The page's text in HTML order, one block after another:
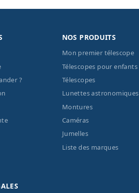
?
NOS PRODUITS
Mon premier télescope
Télescopes pour enfants
Télescopes
Lunettes astronomiques
Montures
Caméras
Jumelles
Liste des marques